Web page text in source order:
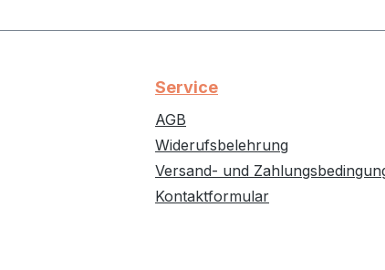
Service
AGB
Widerufsbelehrung
Versand- und
Kontaktformular